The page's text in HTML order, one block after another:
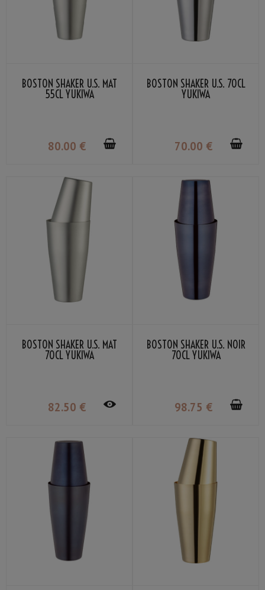
BOSTON SHAKER U.S. MAT
55CL YUKIWA
80.00 €
BOSTON SHAKER U.S. 70CL
YUKIWA
70.00 €
BOSTON SHAKER U.S. MAT
70CL YUKIWA
82.50 €
BOSTON SHAKER U.S. NOIR
70CL YUKIWA
98.75 €